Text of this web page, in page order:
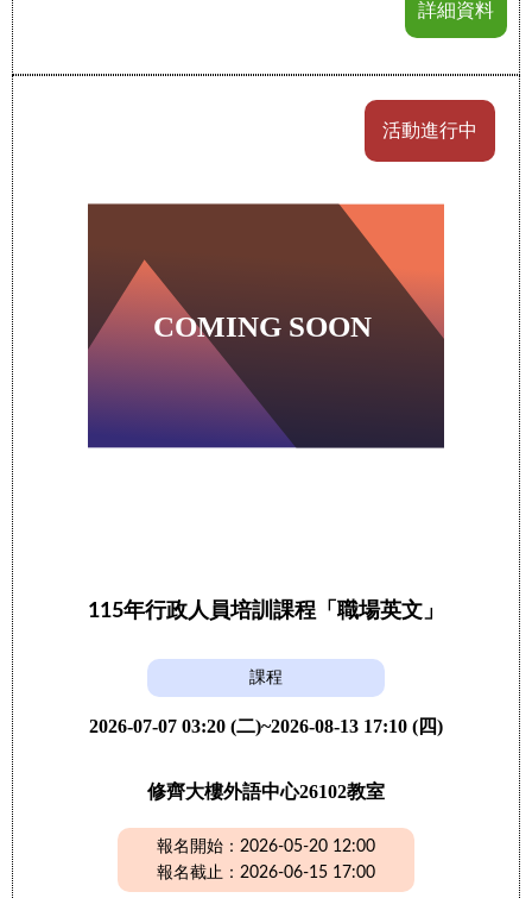
詳細資料
活動進行中
115年行政人員培訓課程「職場英文」
課程
2026-07-07 03:20 (二)~2026-08-13 17:10 (四)
修齊大樓外語中心26102教室
報名開始：2026-05-20 12:00
報名截止：2026-06-15 17:00